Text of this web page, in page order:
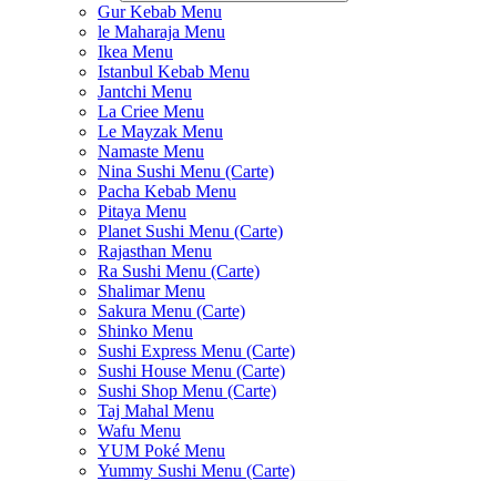
Gur Kebab Menu
le Maharaja Menu
Ikea Menu
Istanbul Kebab Menu
Jantchi Menu
La Criee Menu
Le Mayzak Menu
Namaste Menu
Nina Sushi Menu (Carte)
Pacha Kebab Menu
Pitaya Menu
Planet Sushi Menu (Carte)
Rajasthan Menu
Ra Sushi Menu (Carte)
Shalimar Menu
Sakura Menu (Carte)
Shinko Menu
Sushi Express Menu (Carte)
Sushi House Menu (Carte)
Sushi Shop Menu (Carte)
Taj Mahal Menu
Wafu Menu
YUM Poké Menu
Yummy Sushi Menu (Carte)